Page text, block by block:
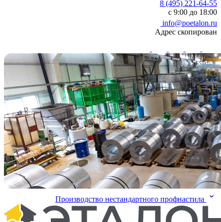
8 (495) 221-64-55
с 9:00 до 18:00
info@poetalon.ru
Адрес скопирован
Производство нестандартного профнастила